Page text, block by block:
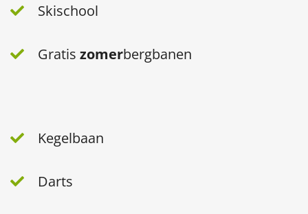
Skischool
Gratis zomerbergbanen
Kegelbaan
Darts